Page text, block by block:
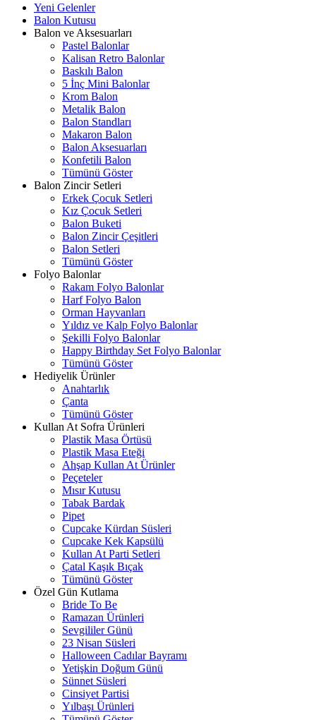
Yeni Gelenler
Balon Kutusu
Balon ve Aksesuarları
Pastel Balonlar
Kalisan Retro Balonlar
Baskılı Balon
5 İnç Mini Balonlar
Krom Balon
Metalik Balon
Balon Standları
Makaron Balon
Balon Aksesuarları
Konfetili Balon
Tümünü Göster
Balon Zincir Setleri
Erkek Çocuk Setleri
Kız Çocuk Setleri
Balon Buketi
Balon Zincir Çeşitleri
Balon Setleri
Tümünü Göster
Folyo Balonlar
Rakam Folyo Balonlar
Harf Folyo Balon
Orman Hayvanları
Yıldız ve Kalp Folyo Balonlar
Şekilli Folyo Balonlar
Happy Birthday Set Folyo Balonlar
Tümünü Göster
Hediyelik Ürünler
Anahtarlık
Çanta
Tümünü Göster
Kullan At Sofra Ürünleri
Plastik Masa Örtüsü
Plastik Masa Eteği
Ahşap Kullan At Ürünler
Peçeteler
Mısır Kutusu
Tabak Bardak
Pipet
Cupcake Kürdan Süsleri
Cupcake Kek Kapsülü
Kullan At Parti Setleri
Çatal Kaşık Bıçak
Tümünü Göster
Özel Gün Kutlama
Bride To Be
Ramazan Ürünleri
Sevgililer Günü
23 Nisan Süsleri
Halloween Cadılar Bayramı
Yetişkin Doğum Günü
Sünnet Süsleri
Cinsiyet Partisi
Yılbaşı Ürünleri